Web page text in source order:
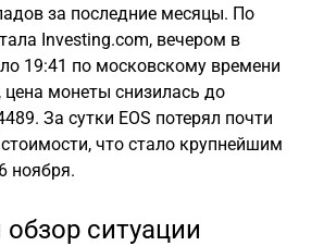
за последние месяцы. По
Investing.com, вечером в
19:41 по московскому времени
цена монеты снизилась до
За сутки EOS потерял почти
стоимости, что стало крупнейшим
ноября.
обзор ситуации